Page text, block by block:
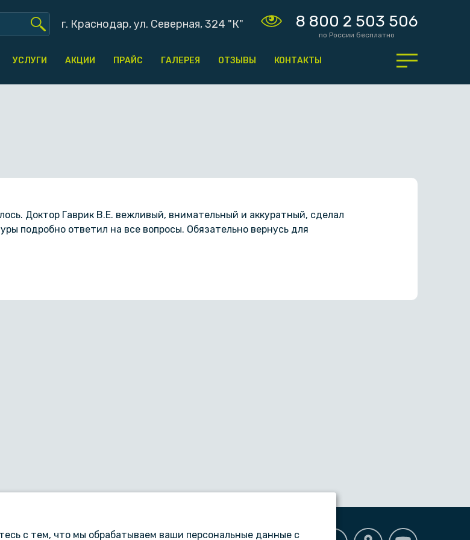
г. Краснодар, ул. Северная, 324 "К" 8 800 2 503 506
по России бесплатно
УСЛУГИ АКЦИИ ПРАЙС ГАЛЕРЕЯ ОТЗЫВЫ КОНТАКТЫ
Доктор Гаврик В.Е. вежливый, внимательный и аккуратный, сделал
подробно ответил на все вопросы. Обязательно вернусь для
с тем, что мы обрабатываем ваши персональные данные с